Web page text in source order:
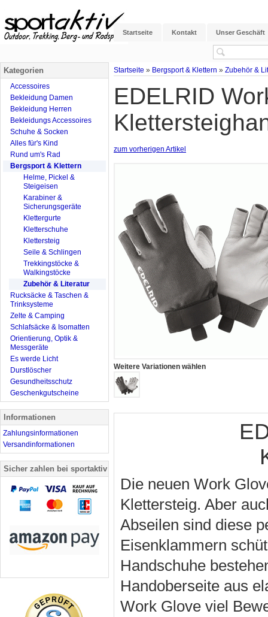
Startseite Kontakt Unser Geschäft
Startseite » Bergsport & Klettern » Zubehör &
EDELRID
zum vorherigen Artikel
Weitere Variationen wählen
Die neuen Work
Klettersteig. Aber
Abseilen sind diese
Eisenklammern
Handschuhe
Handoberseite aus
Work Glove viel
Kategorien
Accessoires
Bekleidung Damen
Bekleidung Herren
Bekleidungs Accessoires
Schuhe & Socken
Alles für's Kind
Rund um's Rad
Bergsport & Klettern
Helme, Pickel &
Steigeisen
Karabiner &
Sicherungsgeräte
Klettergurte
Kletterschuhe
Klettersteig
Seile & Schlingen
Trekkingstöcke &
Walkingstöcke
Zubehör & Literatur
Rucksäcke & Taschen &
Trinksysteme
Zelte & Camping
Schlafsäcke & Isomatten
Orientierung, Optik &
Messgeräte
Es werde Licht
Durstlöscher
Gesundheitsschutz
Geschenkgutscheine
Informationen
Zahlungsinformationen
Versandinformationen
Sicher zahlen bei sportaktiv